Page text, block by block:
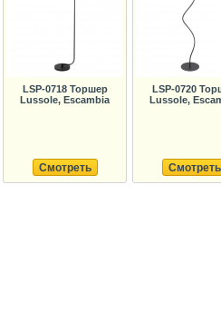
LSP-0718 Торшер
Lussole, Escambia
Смотреть
LSP-0720
Lussole,
Смотреть